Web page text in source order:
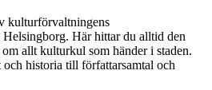
kulturförvaltningens
Här hittar du alltid den
allt kulturkul som händer i staden.
historia till författarsamtal och